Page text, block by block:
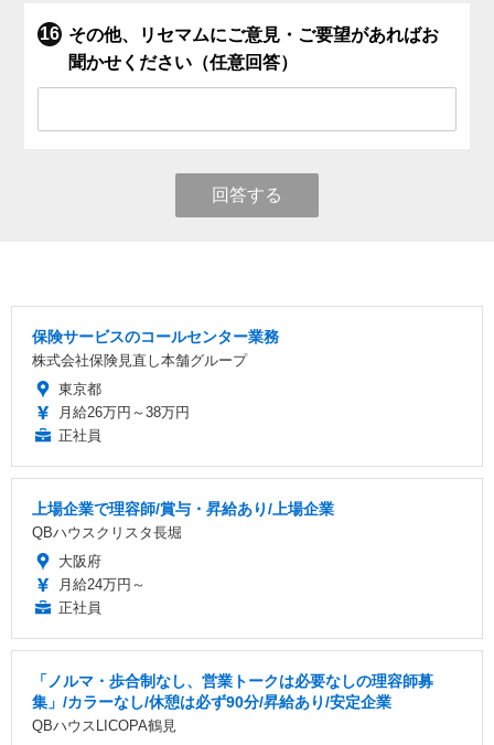
その他、リセマムにご意見・ご要望があればお
聞かせください（任意回答）
回答する
保険サービスのコールセンター業務
株式会社保険見直し本舗グループ
東京都
月給26万円～38万円
正社員
上場企業で理容師/賞与・昇給あり/上場企業
QBハウスクリスタ長堀
大阪府
月給24万円～
正社員
「ノルマ・歩合制なし、営業トークは必要なしの理容師募
集」/カラーなし/休憩は必ず90分/昇給あり/安定企業
QBハウスLICOPA鶴見